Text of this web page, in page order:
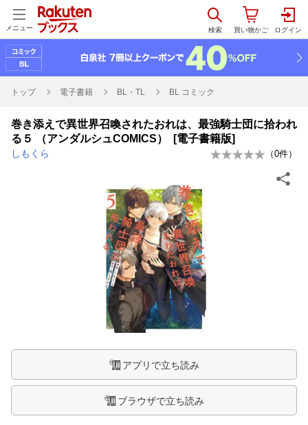
メニュー
トップ 電子書籍 BL・TL BL コミック
巻き添えで異世界召喚されたおれは、最強騎士団に拾われ
る５ （アンダルシュCOMICS） [電子書籍版]
しもくら （0件）
アプリで立ち読み
ブラウザで立ち読み